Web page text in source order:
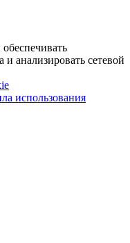
анализировать сетевой
использования